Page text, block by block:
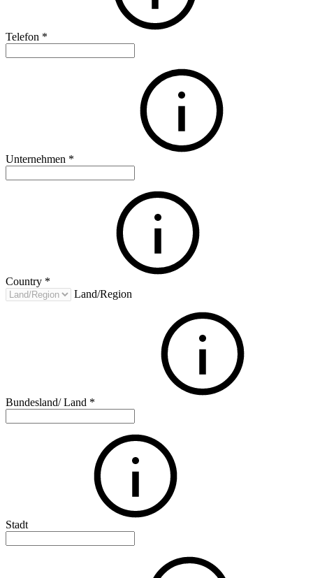
Telefon *
Unternehmen *
Country *
Land/Region
Bundesland/ Land *
Stadt